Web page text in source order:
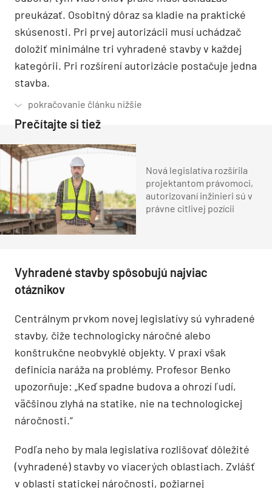
preukázať. Osobitný dôraz sa kladie na praktické
skúsenosti. Pri prvej autorizácii musí uchádzač
doložiť minimálne tri vyhradené stavby v každej
kategórii. Pri rozšírení autorizácie postačuje jedna
stavba.
Prečítajte si tiež
Nová legislatíva rozšírila
projektantom právomoci,
autorizovaní inžinieri sú v
právne citlivej pozícii
Vyhradené stavby spôsobujú najviac
otáznikov
Centrálnym prvkom novej legislatívy sú vyhradené
stavby, čiže technologicky náročné alebo
konštrukčne neobvyklé objekty. V praxi však
definícia naráža na problémy. Profesor Benko
upozorňuje: „Keď spadne budova a ohrozí ľudí,
väčšinou zlyhá na statike, nie na technologickej
náročnosti.“
Podľa neho by mala legislatíva rozlišovať dôležité
(vyhradené) stavby vo viacerých oblastiach. Zvlášť
v oblasti statickej náročnosti, požiarnej